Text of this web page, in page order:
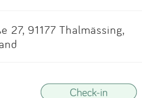
27, 91177 Thalmässing,